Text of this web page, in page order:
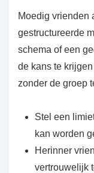
Moedig vrienden
gestructureerde
schema of een
de kans te
zonder de groep
Stel een
kan worden
Herinner
vertrouwelijk